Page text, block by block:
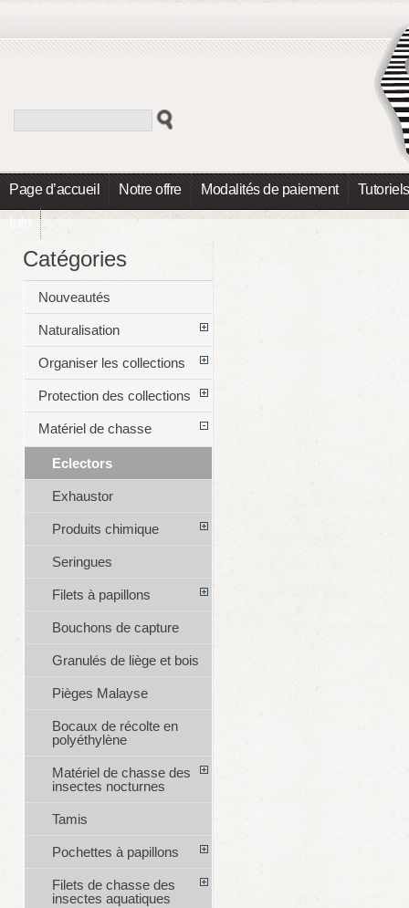
Page d’accueil Notre offre Modalités de paiement Tutoriels
Info
Catégories
Nouveautés
Naturalisation
Organiser les collections
Protection des collections
Matériel de chasse
Eclectors
Exhaustor
Produits chimique
Seringues
Filets à papillons
Bouchons de capture
Granulés de liège et bois
Pièges Malayse
Bocaux de récolte en
polyéthylène
Matériel de chasse des
insectes nocturnes
Tamis
Pochettes à papillons
Filets de chasse des
insectes aquatiques